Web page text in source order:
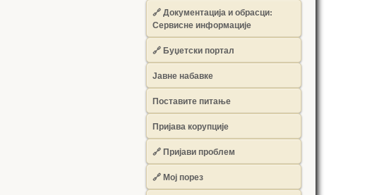
🔗 Документација и обрасци:
Сервисне информације
🔗 Буџетски портал
Јавне набавке
Поставите питање
Пријава корупције
🔗 Пријави проблем
🔗 Мој порез